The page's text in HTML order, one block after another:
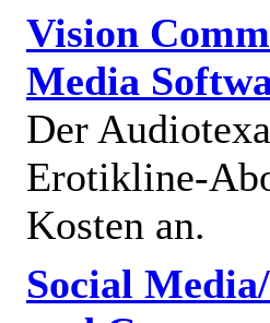
Vision
Media
Der
Erotikline-
Kosten an.
Social